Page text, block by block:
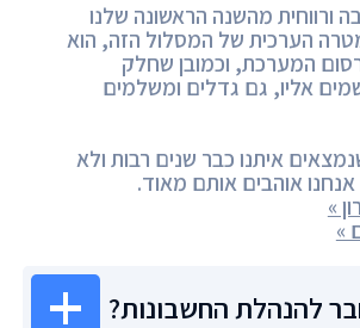
ורווחית מהשנה הראשונה שלנו
הערכית של המסלול הזה, הוא
המערכת, וכמובן שחלק
אליו, גם גדלים ומשלמים
איתנו כבר שנים רבות ולא
אוהבים אותם מאוד.
»
»
להנהלת החשבונות?